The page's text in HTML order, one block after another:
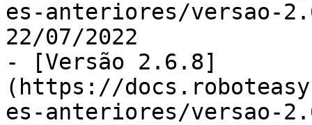
es-anteriores/versao-
22/07/2022
- [Versão 2.6.8]
(https://
es-anteriores/versao-